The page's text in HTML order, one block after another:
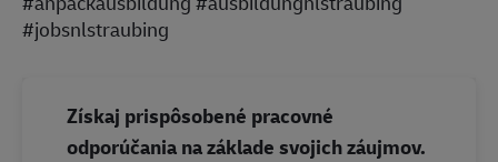
#jobsnlstraubing
Získaj prispôsobené pracovné
odporúčania na základe svojich záujmov.